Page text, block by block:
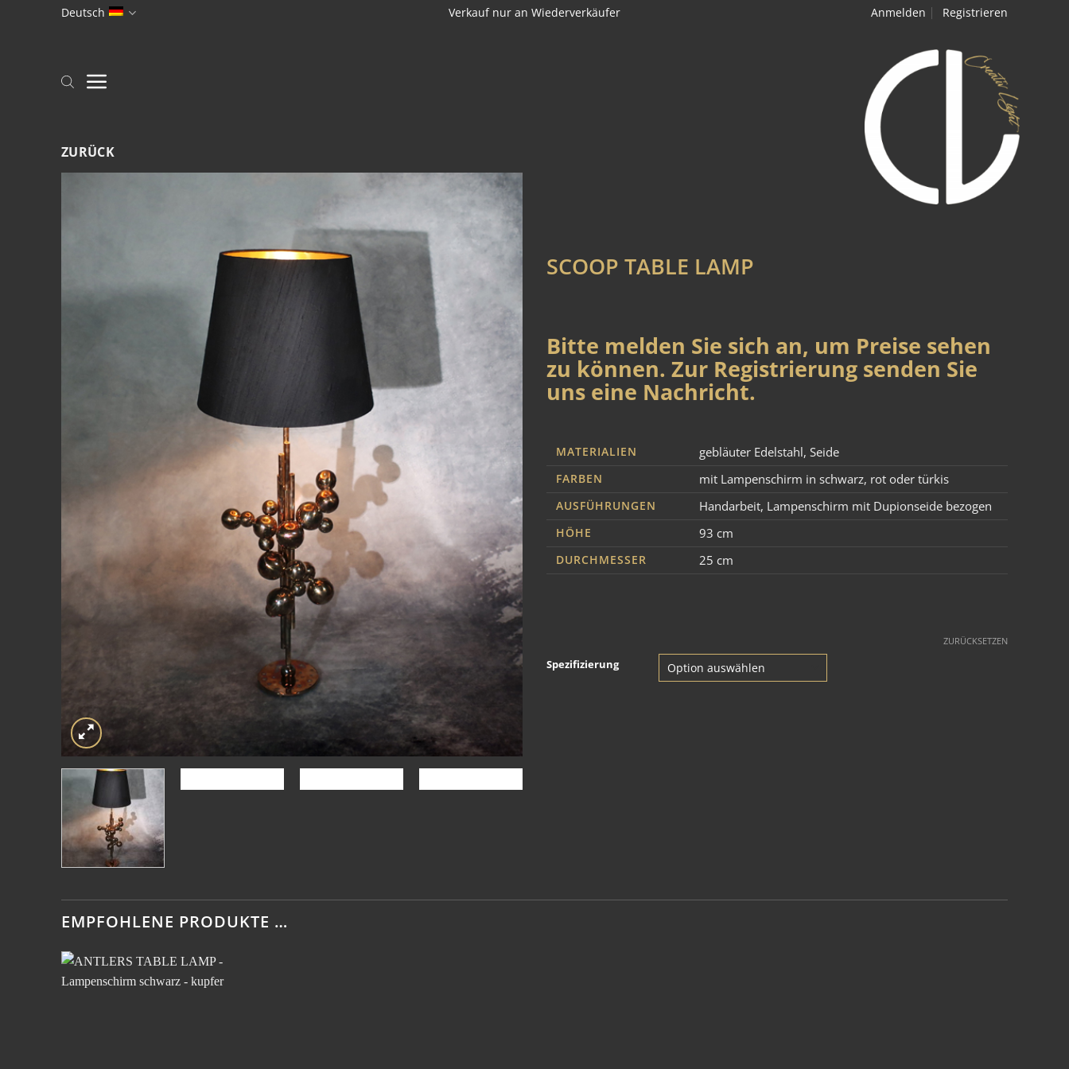
Deutsch Verkauf nur an Wiederverkäufer Anmelden Registrieren
ZURÜCK
SCOOP TABLE LAMP
Bitte melden Sie sich an, um Preise sehen
zu können. Zur Registrierung senden Sie
uns eine Nachricht.
MATERIALIEN gebläuter Edelstahl, Seide
FARBEN mit Lampenschirm in schwarz, rot oder türkis
AUSFÜHRUNGEN Handarbeit, Lampenschirm mit Dupionseide bezogen
HÖHE 93 cm
DURCHMESSER 25 cm
Spezifizierung
ZURÜCKSETZEN
EMPFOHLENE PRODUKTE …